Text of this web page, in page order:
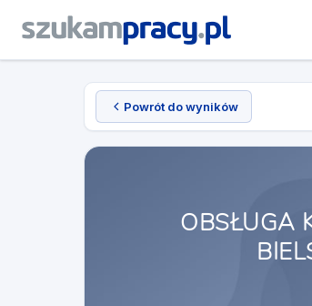
Powrót do wyników
OBSŁUGA